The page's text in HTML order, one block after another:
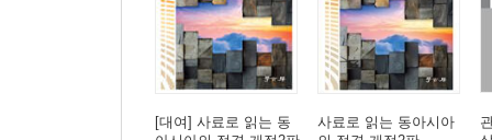
[대여] 사료로 읽는 동
사료로 읽는 동아시아